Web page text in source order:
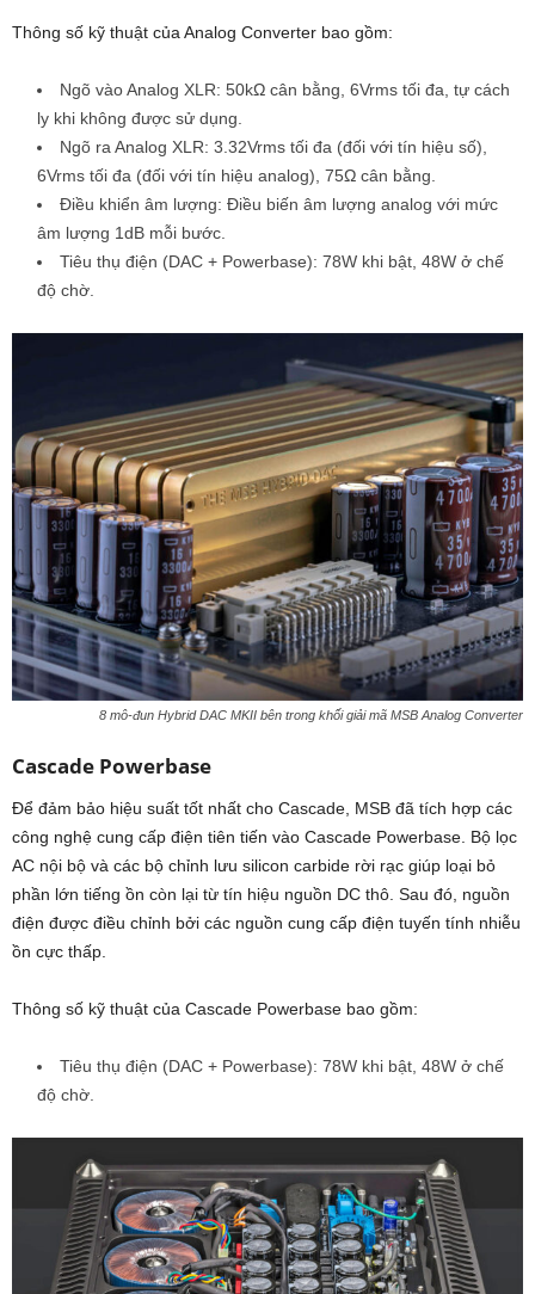
Thông số kỹ thuật của Analog Converter bao gồm:
Ngõ vào Analog XLR: 50kΩ cân bằng, 6Vrms tối đa, tự cách
ly khi không được sử dụng.
Ngõ ra Analog XLR: 3.32Vrms tối đa (đối với tín hiệu số),
6Vrms tối đa (đối với tín hiệu analog), 75Ω cân bằng.
Điều khiển âm lượng: Điều biến âm lượng analog với mức
âm lượng 1dB mỗi bước.
Tiêu thụ điện (DAC + Powerbase): 78W khi bật, 48W ở chế
độ chờ.
8 mô-đun Hybrid DAC MKII bên trong khối giải mã MSB Analog Converter
Cascade Powerbase
Để đảm bảo hiệu suất tốt nhất cho Cascade, MSB đã tích hợp các
công nghệ cung cấp điện tiên tiến vào Cascade Powerbase. Bộ lọc
AC nội bộ và các bộ chỉnh lưu silicon carbide rời rạc giúp loại bỏ
phần lớn tiếng ồn còn lại từ tín hiệu nguồn DC thô. Sau đó, nguồn
điện được điều chỉnh bởi các nguồn cung cấp điện tuyến tính nhiễu
ồn cực thấp.
Thông số kỹ thuật của Cascade Powerbase bao gồm:
Tiêu thụ điện (DAC + Powerbase): 78W khi bật, 48W ở chế
độ chờ.